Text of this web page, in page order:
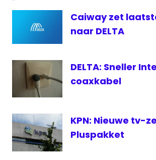
Pluspakket
Caiway zet
naar DELTA
DELTA: Sneller
coaxkabel
KPN: Nieuwe tv-
Pluspakket